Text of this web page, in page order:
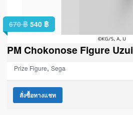
670฿ 540 ฿
PM Chokonose Figure Uzui
Prize Figure, Sega
สั่งซื้อทางแชท